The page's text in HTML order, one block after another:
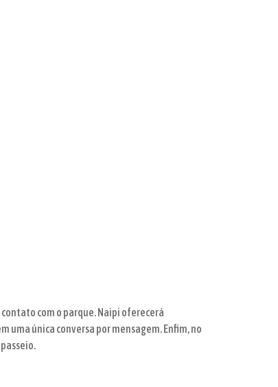
com o parque. Naipi oferecerá
uma única conversa por mensagem. Enfim, no